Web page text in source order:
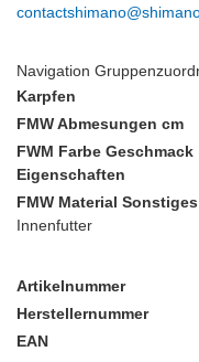
Navigation
Karpfen
FMW Abmesungen cm
FWM Farbe Geschmack
Eigenschaften
FMW Material Sonstiges
Innenfutter
Artikelnummer
Herstellernummer
EAN